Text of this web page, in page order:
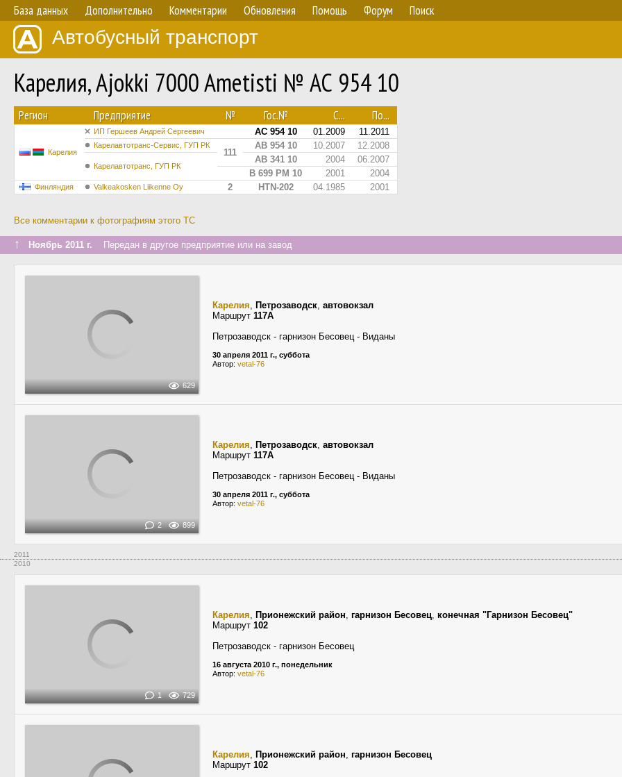
База данных Дополнительно Комментарии Обновления Помощь Форум Поиск
Автобусный транспорт
Карелия, Ajokki 7000 Ametisti № АС 954 10
Регион Предприятие № Гос.№ С... По...
Карелия
ИП Гершеев Андрей Сергеевич АС 954 10 01.2009 11.2011
Карелавтотранс-Сервис, ГУП РК
111
АВ 954 10 10.2007 12.2008
Карелавтотранс, ГУП РК
АВ 341 10 2004
06.2007
В 699 РМ 10
2001 2004
Финляндия Valkeakosken Liikenne Oy 2 HTN-202 04.1985 2001
Все комментарии к фотографиям этого ТС
↑ Ноябрь 2011 г. Передан в другое предприятие или на завод
629
Карелия, Петрозаводск, автовокзал
Маршрут 117А
Петрозаводск - гарнизон Бесовец - Виданы
30 апреля 2011 г., суббота
Автор: vetal-76
2 899
Карелия, Петрозаводск, автовокзал
Маршрут 117А
Петрозаводск - гарнизон Бесовец - Виданы
30 апреля 2011 г., суббота
Автор: vetal-76
2011
2010
1 729
Карелия, Прионежский район, гарнизон Бесовец, конечная "Гарнизон Бесовец"
Маршрут 102
Петрозаводск - гарнизон Бесовец
16 августа 2010 г., понедельник
Автор: vetal-76
Карелия, Прионежский район, гарнизон Бесовец
Маршрут 102